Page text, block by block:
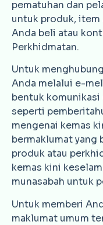
pematuhan dan
untuk produk, item
Anda beli atau
Perkhidmatan.
Untuk
Anda melalui e-
bentuk
seperti
mengenai kemas
bermaklumat yang
produk atau
kemas kini
munasabah untuk
Untuk memberi
maklumat umum